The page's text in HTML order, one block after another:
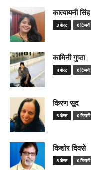
कात्यायनी सिंह
3 पोस्ट 0 टिप्पणी
कामिनी गुप्ता
4 पोस्ट 0 टिप्पणी
किरण सूद
3 पोस्ट 0 टिप्पणी
किशोर दिवसे
5 पोस्ट 0 टिप्पणी